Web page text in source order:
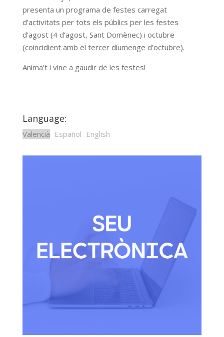
presenta un programa de festes carregat
d’activitats per tots els públics per les festes
d’agost (4 d’agost, Sant Domènec) i octubre
(coincidient amb el tercer diumenge d’octubre).
Aníma’t i vine a gaudir de les festes!
Language:
Valencià Español English